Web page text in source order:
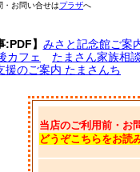
・お問い合せはプラザへ
:PDF】 みさと記念館ご案
カフェ
たまさん家族相談
援のご案内 たまさんち
当店のご利用前・お
どうぞこちらをお読